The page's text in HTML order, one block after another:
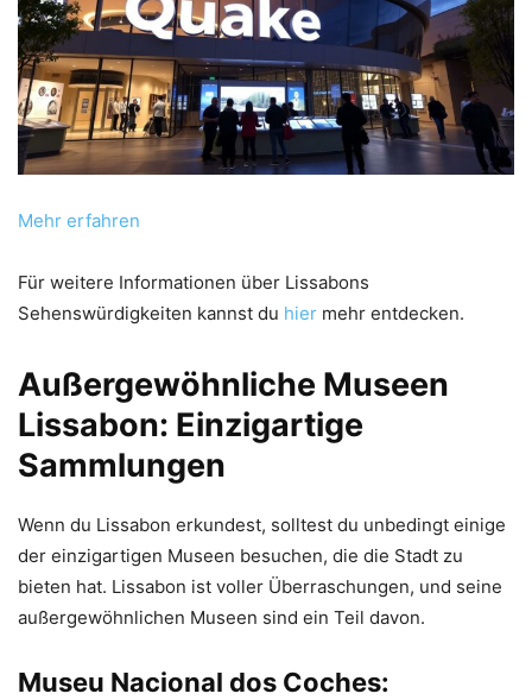
Mehr erfahren
Für weitere Informationen über Lissabons
Sehenswürdigkeiten kannst du hier mehr entdecken.
Außergewöhnliche Museen
Lissabon: Einzigartige
Sammlungen
Wenn du Lissabon erkundest, solltest du unbedingt einige
der einzigartigen Museen besuchen, die die Stadt zu
bieten hat. Lissabon ist voller Überraschungen, und seine
außergewöhnlichen Museen sind ein Teil davon.
Museu Nacional dos Coches: